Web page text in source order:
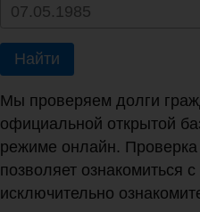
Найти
Мы проверяем долги
официальной открытой
режиме онлайн.
позволяет ознакомиться
исключительно